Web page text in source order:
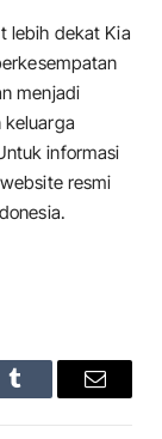
lebih dekat Kia
menjadi
informasi
resmi
Tumblr Email